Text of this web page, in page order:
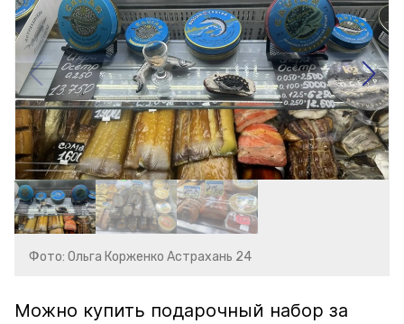
Фото: Ольга Корженко Астрахань 24
Можно купить подарочный набор за